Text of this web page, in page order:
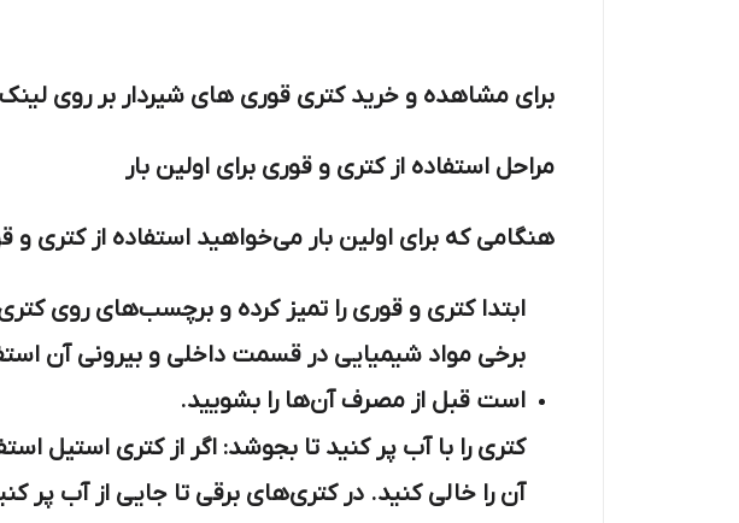
برای مشاهده و خرید کتری قوری های شیردار بر روی
مراحل استفاده از کتری و قوری برای اولین بار
هنگامی که برای اولین بار می‌خواهید استفاده از کتری و
ابتدا کتری و قوری را تمیز کرده و برچسب‌های روی
برخی مواد شیمیایی در قسمت داخلی و بیرونی آن
است قبل از مصرف آن‌ها را بشویید.
کتری را با آب پر کنید تا بجوشد: اگر از کتری استیل
آن را خالی کنید. در کتری‌های برقی تا جایی از آب